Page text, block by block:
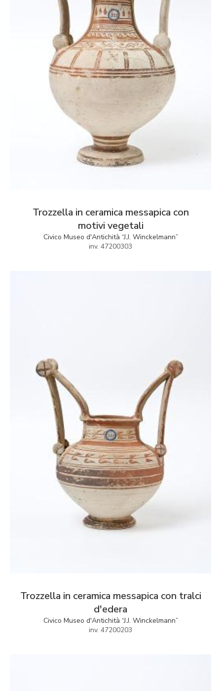
Trozzella in ceramica messapica con
motivi vegetali
Civico Museo d'Antichità “J.J. Winckelmann”
inv. 47200303
Trozzella in ceramica messapica con tralci
d'edera
Civico Museo d'Antichità “J.J. Winckelmann”
inv. 47200203